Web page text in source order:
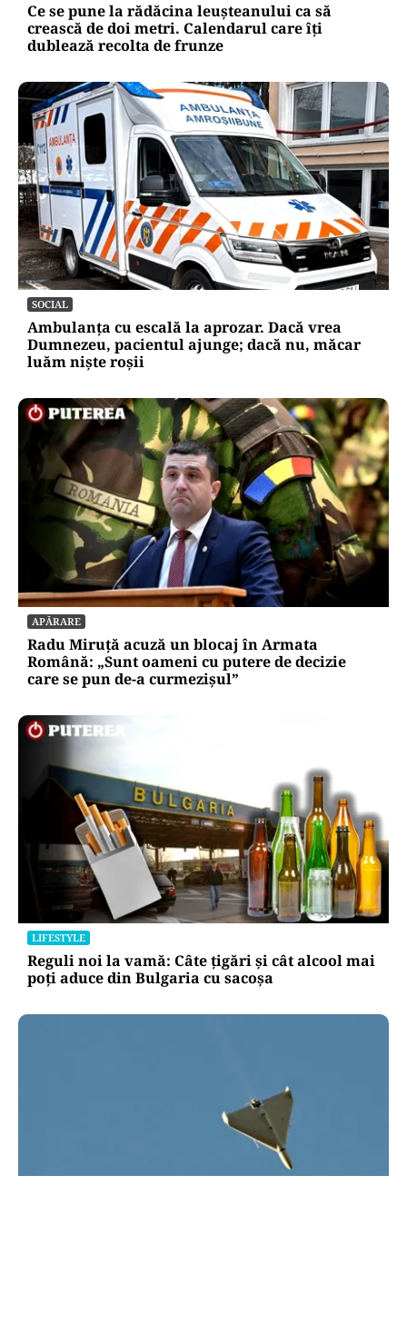
Ce se pune la rădăcina leușteanului ca să
crească de doi metri. Calendarul care îți
dublează recolta de frunze
SOCIAL
Ambulanța cu escală la aprozar. Dacă vrea
Dumnezeu, pacientul ajunge; dacă nu, măcar
luăm niște roșii
APĂRARE
Radu Miruță acuză un blocaj în Armata
Română: „Sunt oameni cu putere de decizie
care se pun de-a curmezișul”
LIFESTYLE
Reguli noi la vamă: Câte țigări și cât alcool mai
poți aduce din Bulgaria cu sacoșa